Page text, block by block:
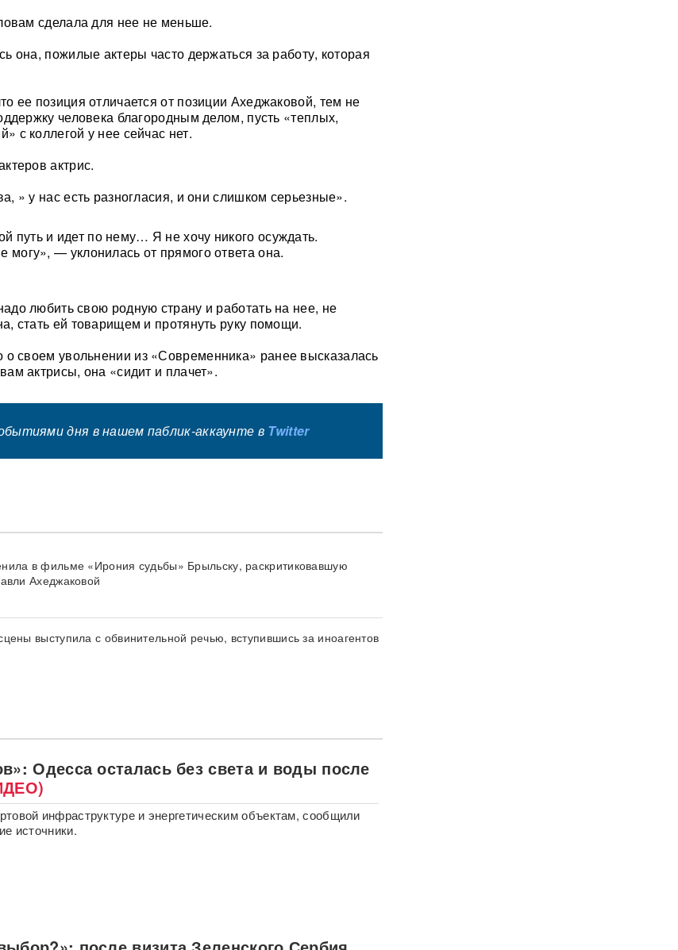
сделала для нее не меньше.
она, пожилые актеры часто держаться за работу, которая
ее позиция отличается от позиции Ахеджаковой, тем не
человека благородным делом, пусть «теплых,
с коллегой у нее сейчас нет.
актрис.
» у нас есть разногласия, и они слишком серьезные».
путь и идет по нему… Я не хочу никого осуждать.
могу», — уклонилась от прямого ответа она.
любить свою родную страну и работать на нее, не
стать ей товарищем и протянуть руку помощи.
о своем увольнении из «Современника» ранее высказалась
актрисы, она «сидит и плачет».
дня в нашем паблик-аккаунте в Twitter
в фильме «Ирония судьбы» Брыльску, раскритиковавшую
Ахеджаковой
выступила с обвинительной речью, вступившись за иноагентов
Одесса осталась без света и воды после
инфраструктуре и энергетическим объектам, сообщили
источники.